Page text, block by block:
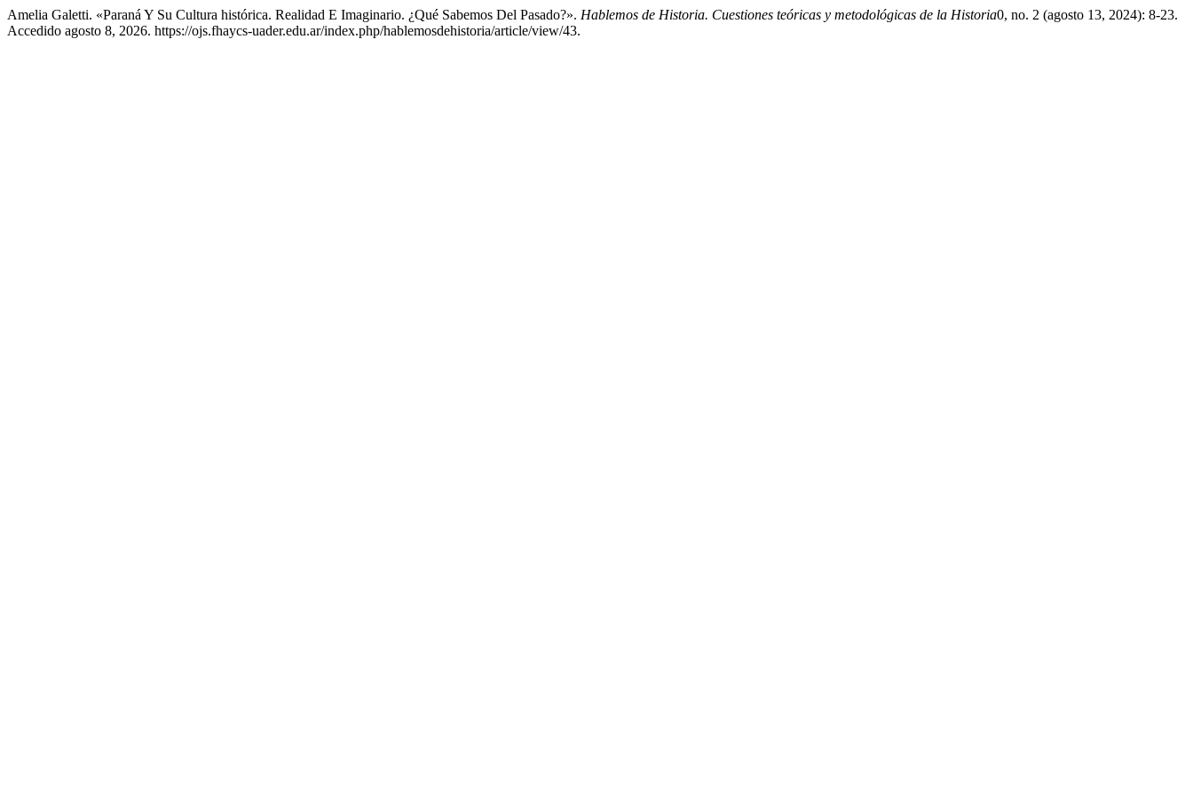
Amelia Galetti. «Paraná Y Su Cultura histórica. Realidad E Imaginario. ¿Qué Sabemos Del Pasado?». Hablemos de Historia. Cuestiones teóricas y metodológicas de la Historia0, no. 2 (agosto 13, 2024): 8-23.
Accedido agosto 8, 2026. https://ojs.fhaycs-uader.edu.ar/index.php/hablemosdehistoria/article/view/43.